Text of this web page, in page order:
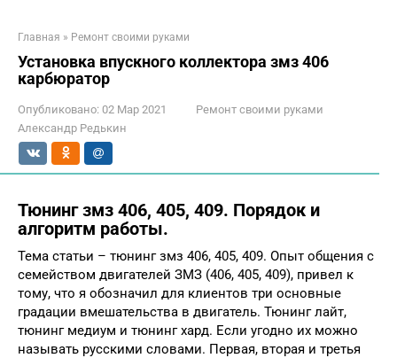
Главная » Ремонт своими руками
Установка впускного коллектора змз 406
карбюратор
Опубликовано: 02 Мар 2021
Ремонт своими руками
Александр Редькин
Тюнинг змз 406, 405, 409. Порядок и
алгоритм работы.
Тема статьи – тюнинг змз 406, 405, 409. Опыт общения с
семейством двигателей ЗМЗ (406, 405, 409), привел к
тому, что я обозначил для клиентов три основные
градации вмешательства в двигатель. Тюнинг лайт,
тюнинг медиум и тюнинг хард. Если угодно их можно
называть русскими словами. Первая, вторая и третья